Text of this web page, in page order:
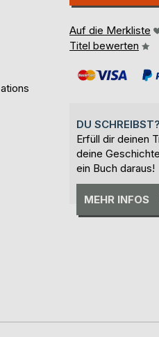
Auf die Merkliste
Titel bewerten
DU SCHREIBST?
Erfüll dir deinen
deine
ein Buch daraus!
MEHR INFOS